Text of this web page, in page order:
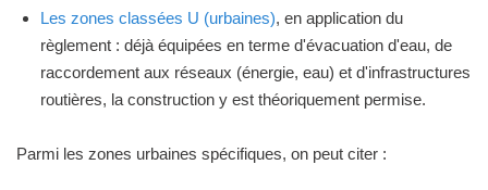
Les zones classées U (urbaines), en application du
règlement : déjà équipées en terme d'évacuation d'eau, de
raccordement aux réseaux (énergie, eau) et d'infrastructures
routières, la construction y est théoriquement permise.
Parmi les zones urbaines spécifiques, on peut citer :